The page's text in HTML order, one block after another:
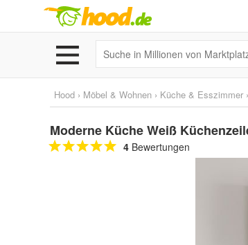
Hood › Möbel & Wohnen › Küche & Esszimmer ›
Moderne Küche Weiß
4 Bewertungen